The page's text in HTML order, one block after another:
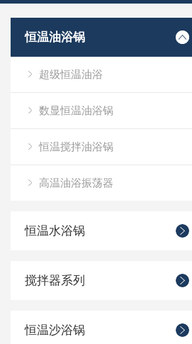
恒温油浴锅
超级恒温油浴
数显恒温油浴锅
恒温搅拌油浴锅
高温油浴振荡器
恒温水浴锅
搅拌器系列
恒温沙浴锅